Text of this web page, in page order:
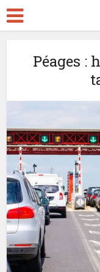
Péages :